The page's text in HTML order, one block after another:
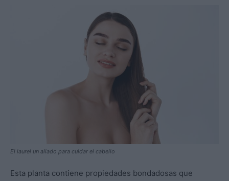
El laurel un aliado para cuidar el cabello
Esta planta contiene propiedades bondadosas que